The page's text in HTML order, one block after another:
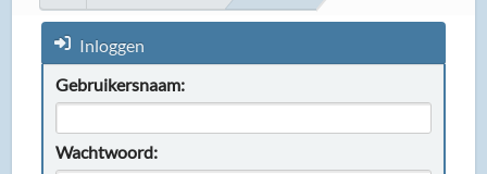
Inloggen
Gebruikersnaam:
Wachtwoord: